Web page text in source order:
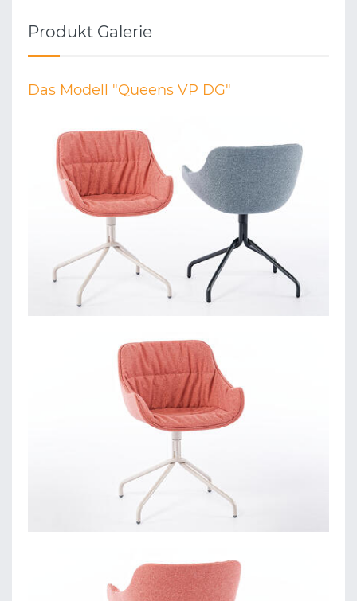
Produkt Galerie
Das Modell "Queens VP DG"